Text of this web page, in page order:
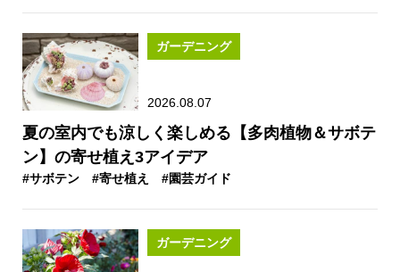
ガーデニング
2026.08.07
夏の室内でも涼しく楽しめる【多肉植物＆サボテ
ン】の寄せ植え3アイデア
#サボテン #寄せ植え #園芸ガイド
ガーデニング